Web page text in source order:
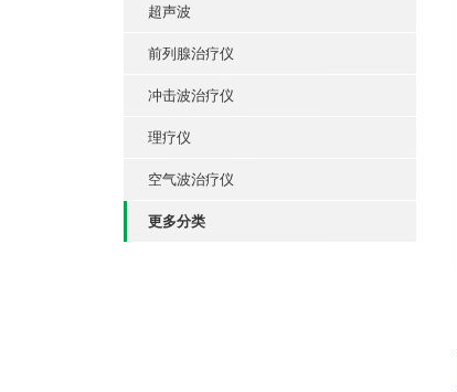
超声波
前列腺治疗仪
冲击波治疗仪
理疗仪
空气波治疗仪
更多分类